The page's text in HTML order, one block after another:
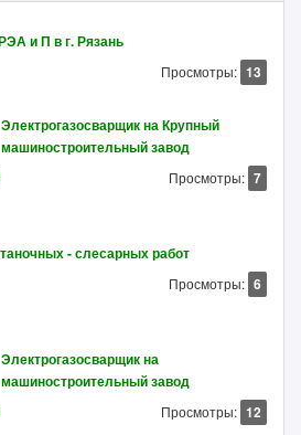
и П в г. Рязань
Просмотры: 13
Электрогазосварщик на Крупный
машиностроительный завод
Просмотры: 7
- слесарных работ
Просмотры: 6
Электрогазосварщик на
машиностроительный завод
Просмотры: 12